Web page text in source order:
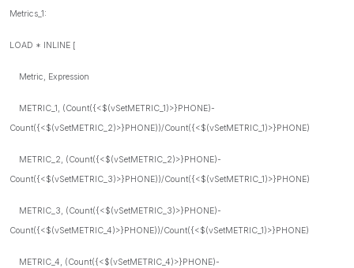
Metrics_1:
LOAD * INLINE [
Metric, Expression
METRIC_1, (Count({<$(vSetMETRIC_1)>}PHONE)-
Count({<$(vSetMETRIC_2)>}PHONE))/Count({<$(vSetMETRIC_1)>}PHONE)
METRIC_2, (Count({<$(vSetMETRIC_2)>}PHONE)-
Count({<$(vSetMETRIC_3)>}PHONE))/Count({<$(vSetMETRIC_1)>}PHONE)
METRIC_3, (Count({<$(vSetMETRIC_3)>}PHONE)-
Count({<$(vSetMETRIC_4)>}PHONE))/Count({<$(vSetMETRIC_1)>}PHONE)
METRIC_4, (Count({<$(vSetMETRIC_4)>}PHONE)-